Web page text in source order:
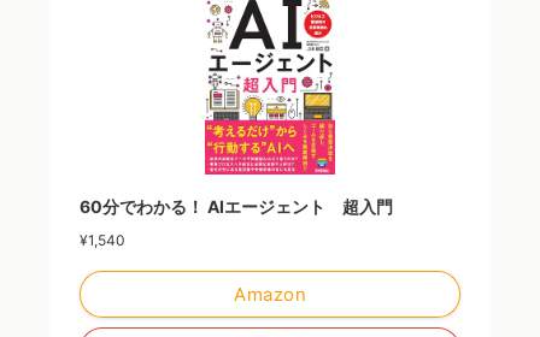
60分でわかる！ AIエージェント 超入門
¥1,540
Amazon